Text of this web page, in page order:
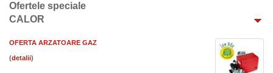
Ofertele speciale
CALOR
OFERTA ARZATOARE GAZ
( )